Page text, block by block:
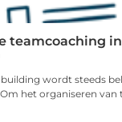
teamcoaching
wordt steeds
het organiseren